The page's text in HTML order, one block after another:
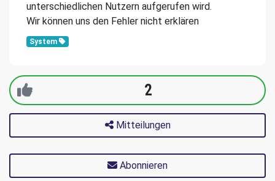
unterschiedlichen Nutzern aufgerufen wird.
Wir können uns den Fehler nicht erklären
System
2
Mitteilungen
Abonnieren